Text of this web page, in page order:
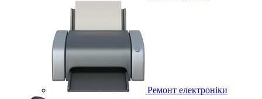
Ремонт електроніки